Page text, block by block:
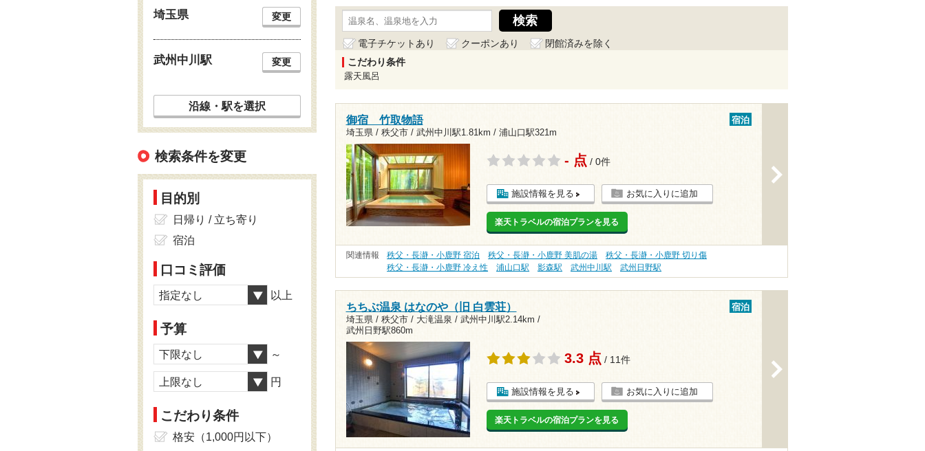
電子チケットあり クーポンあり
閉館済みを除く
こだわり条件
露天風呂
御宿 竹取物語
埼玉県 / 秩父市 / 武州中川駅1.81km / 浦山口駅321m
宿泊
- 点 / 0件
施設情報を見る お気に入りに追加
楽天トラベルの宿泊プランを見る
関連情報 秩父・長瀞・小鹿野 宿泊 秩父・長瀞・小鹿野 美肌の湯
秩父・長瀞・小鹿野 切り傷
秩父・長瀞・小鹿野 冷え性
浦山口駅 影森駅 武州中川駅 武州日野駅
ちちぶ温泉 はなのや（旧 白雲荘）
埼玉県 / 秩父市 / 大滝温泉 / 武州中川駅2.14km /
武州日野駅860m
宿泊
3.3 点 / 11件
施設情報を見る お気に入りに追加
楽天トラベルの宿泊プランを見る
埼玉県 変更
武州中川駅 変更
沿線・駅を選択
検索条件を変更
目的別
日帰り / 立ち寄り
宿泊
口コミ評価
指定なし 以上
予算
下限なし ～
上限なし 円
こだわり条件
格安（1,000円以下）